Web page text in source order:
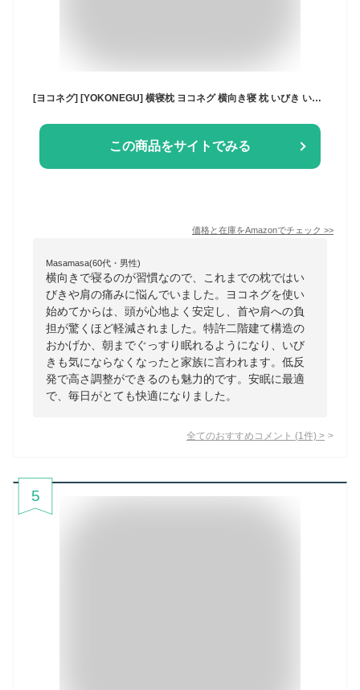
[ヨコネグ] [YOKONEGU] 横寝枕 ヨコネグ 横向き寝 枕 いびき いびき防止 横向寝枕 横寝 約72cm×43cm 安眠 肩がラク 低反発 まくら 特許二階建て構造 頭が安定し 首や肩の負担にならない 高さ調整可 横向き プレゼント 洗える
この商品をサイトでみる
価格と在庫をAmazonでチェック >>
Masamasa(60代・男性)
横向きで寝るのが習慣なので、これまでの枕ではい
びきや肩の痛みに悩んでいました。ヨコネグを使い
始めてからは、頭が心地よく安定し、首や肩への負
担が驚くほど軽減されました。特許二階建て構造の
おかげか、朝までぐっすり眠れるようになり、いび
きも気にならなくなったと家族に言われます。低反
発で高さ調整ができるのも魅力的です。安眠に最適
で、毎日がとても快適になりました。
全てのおすすめコメント (1 件) >
5